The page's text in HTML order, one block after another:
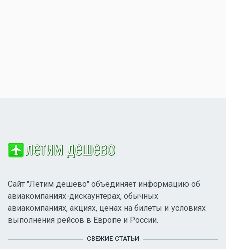
Сайт "Летим дешево" объединяет информацию об
авиакомпаниях-дискаунтерах, обычных
авиакомпаниях, акциях, ценах на билеты и условиях
выполнения рейсов в Европе и России.
СВЕЖИЕ СТАТЬИ